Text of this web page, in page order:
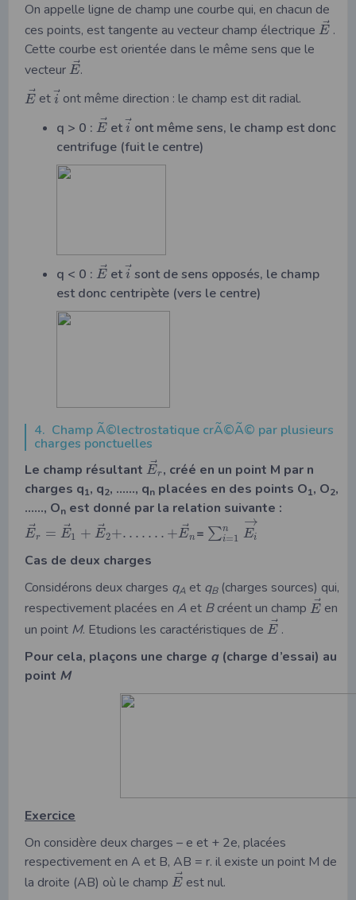
On appelle ligne de champ une courbe qui, en chacun de
ces points, est tangente au vecteur champ électrique E⃗ .
Cette courbe est orientée dans le même sens que le
vecteur E⃗.
E⃗ eti⃗ont même direction : le champ est dit radial.
q > 0 : E⃗ eti⃗ont même sens, le champ est donc
centrifuge (fuit le centre)
q < 0 : E⃗ eti⃗sont de sens opposés, le champ
est donc centripète (vers le centre)
4. Champ Ã©lectrostatique crÃ©Ã© par plusieurs
charges ponctuelles
Le champ résultant E⃗
r , créé en un point M par n
charges q1, q2, ……, qn placées en des points O1, O2,
……, On est donné par la relation suivante :
E⃗
r = E⃗1 + E⃗2+. . . . . . . +E⃗
n = ∑n
i=1 Ei
→
Cas de deux charges
Considérons deux charges qA et qB (charges sources) qui,
respectivement placées en A et Bcréent un champ E⃗ en
un point M. Etudions les caractéristiques de E⃗ .
Pour cela, plaçons une charge q (charge d’essai) au
point M
Exercice
On considère deux charges – e et + 2e, placées
respectivement en A et B, AB = r. il existe un point M de
la droite (AB) où le champ E⃗ est nul.